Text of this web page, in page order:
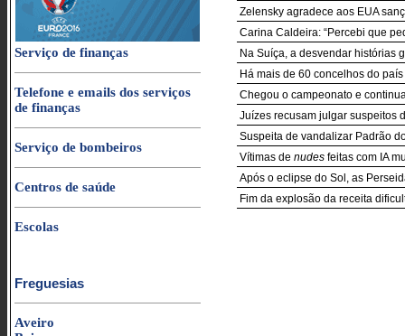
Serviço de finanças
Telefone e emails dos serviços
de finanças
Serviço de bombeiros
Centros de saúde
Escolas
Freguesias
Aveiro
Zelensky agradece aos EUA
Carina Caldeira: “Percebi que
Na Suíça, a desvendar histórias
Há mais de 60 concelhos do
Chegou o campeonato e
Juízes recusam julgar suspeitos
Suspeita de vandalizar Padrão
Vítimas de nudes feitas com IA
Após o eclipse do Sol, as
Fim da explosão da receita